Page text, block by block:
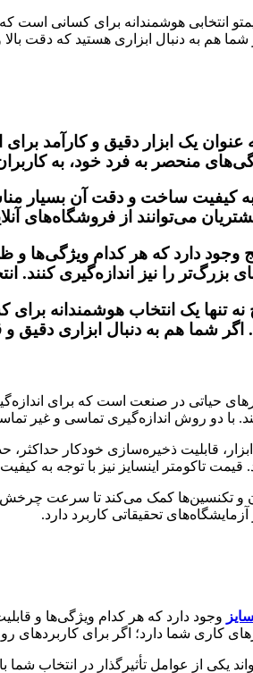
انتخابی هوشمندانه برای کسانی است
شما هم به دنبال ابزاری هستید که دقت
عنوان یک ابزار دقیق و کارآمد
منحصر به فرد خود، به
کیفیت ساخت و دقت آن بسیار
می‌توانند از فروشگاه‌های
وجود دارد که هر کدام
بزرگ‌تر را نیز اندازه‌گیری
نه تنها یک انتخاب هوشمندانه
اگر شما هم به دنبال ابزاری دقیق
حیاتی در صنعت است که برای
با دو روش اندازه‌گیری تماسی و غیر
قابلیت ذخیره‌سازی خودکار
قیمت تاکومتر اینسایز نیز با توجه به
و تکنسین‌ها کمک می‌کند تا سرعت چرخش
تحقیقاتی کاربرد دارد.
وجود دارد که هر کدام ویژگی‌ها و
کاری شما دارد؛ اگر برای کاربردهای
یکی از عوامل تأثیرگذار در انتخاب